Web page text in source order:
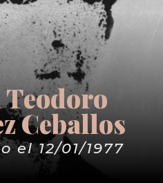
Ceballos
el 12/01/1977